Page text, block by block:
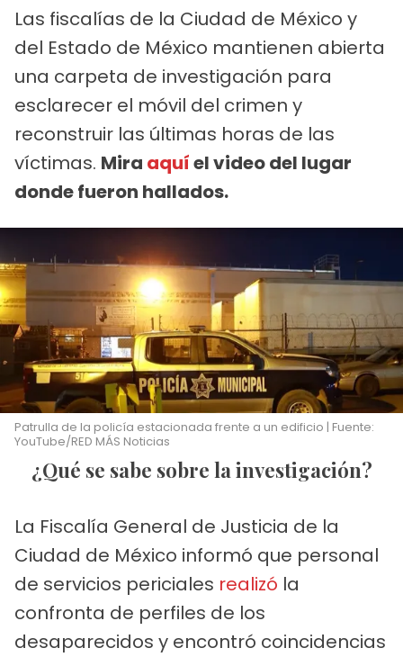
Las fiscalías de la Ciudad de México y
del Estado de México mantienen abierta
una carpeta de investigación para
esclarecer el móvil del crimen y
reconstruir las últimas horas de las
víctimas. Mira aquíel video del lugar
donde fueron hallados.
Patrulla de la policía estacionada frente a un edificio | Fuente:
YouTube/RED MÁS Noticias
¿Qué se sabe sobre la investigación?
La Fiscalía General de Justicia de la
Ciudad de México informó que personal
de servicios periciales realizó la
confronta de perfiles de los
desaparecidos y encontró coincidencias